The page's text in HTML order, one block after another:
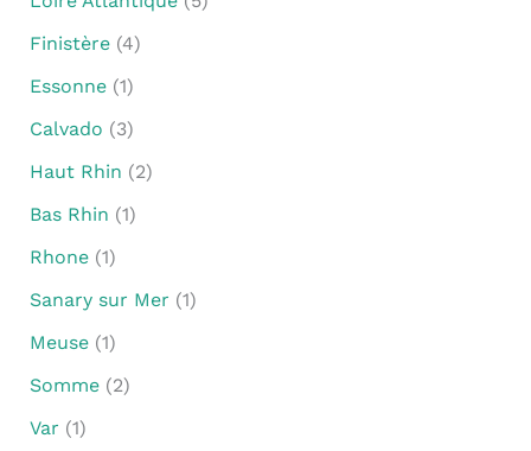
Finistère(4)
Essonne(1)
Calvado (3)
Haut Rhin (2)
Bas Rhin (1)
Rhone(1)
Sanary sur Mer (1)
Meuse(1)
Somme(2)
Var (1)